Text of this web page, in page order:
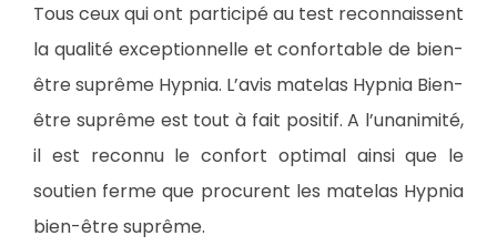
Tous ceux qui ont participé au test reconnaissent
la qualité exceptionnelle et confortable de bien-
être suprême Hypnia. L’avis matelas Hypnia Bien-
être suprême est tout à fait positif. A l’unanimité,
il est reconnu le confort optimal ainsi que le
soutien ferme que procurent les matelas Hypnia
bien-être suprême.